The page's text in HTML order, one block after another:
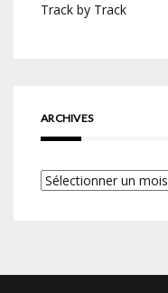
Track by Track
ARCHIVES
Archives